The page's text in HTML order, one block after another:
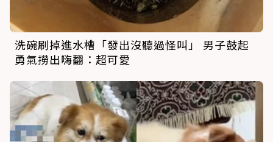
洗碗刷掉進水槽「發出沒聽過怪叫」 男子鼓起
勇氣撈出嗨翻：超可愛